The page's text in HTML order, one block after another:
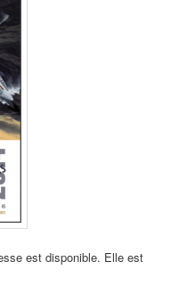
est disponible. Elle est